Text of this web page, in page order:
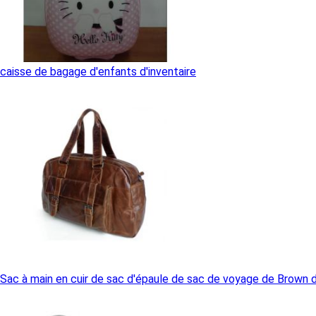
caisse de bagage d'enfants d'inventaire
Sac à main en cuir de sac d'épaule de sac de voyage de Brown